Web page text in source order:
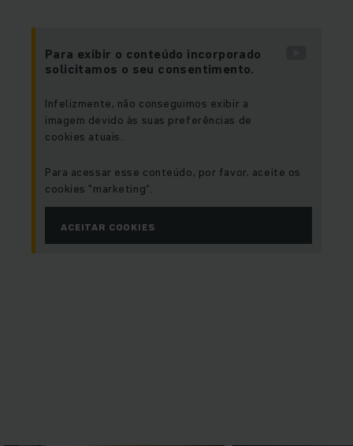
Para exibir o conteúdo incorporado
solicitamos o seu consentimento.
Infelizmente, não conseguimos exibir a
imagem devido às suas preferências de
cookies atuais.
Para acessar esse conteúdo, por favor, aceite os
cookies "marketing“.
ACEITAR COOKIES